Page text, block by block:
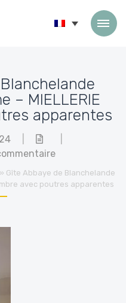
– MIELLERIE
apparentes
» Gîte Abbaye de Blanchelande
avec poutres apparentes